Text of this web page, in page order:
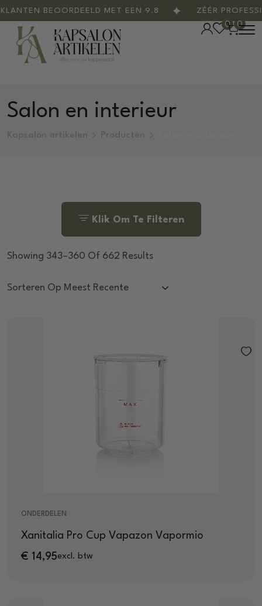
BEOORDEELD MET EEN 9.8 ZÉÉR
0 0
Salon en interieur
Kapsalon artikelen Producten
Klik Om Te Filteren
Showing 343–360 Of 662 Results
ONDERDELEN
Xanitalia Pro Cup Vapazon Vapormio
€ 14,95excl. btw